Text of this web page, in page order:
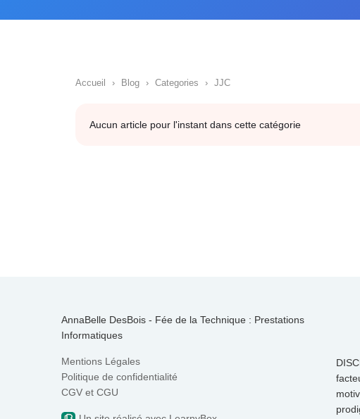
Accueil › Blog › Categories › JJC
Aucun article pour l'instant dans cette catégorie
AnnaBelle DesBois - Fée de la Technique : Prestations
Informatiques
Mentions Légales
Politique de confidentialité
CGV et CGU